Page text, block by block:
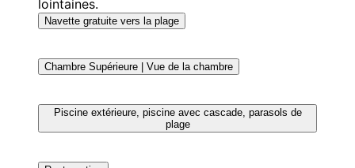
Navette gratuite vers la plage
Piscine extérieure, piscine avec cascade, parasols de